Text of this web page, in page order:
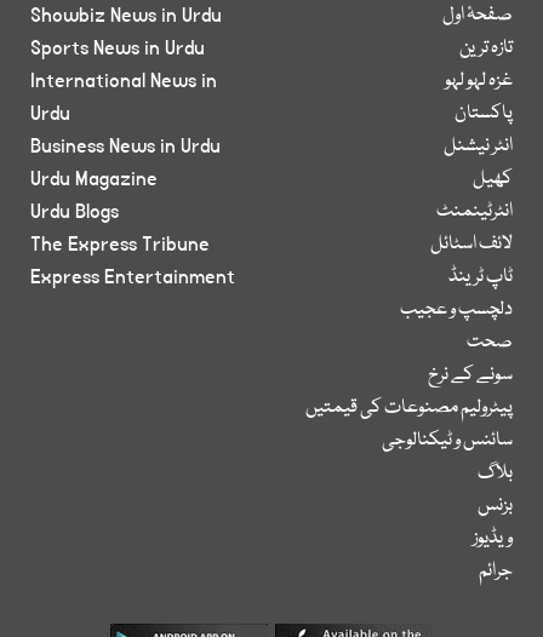
صفحۂ اول
تازہ ترین
غزہ لہو لہو
پاکستان
انٹر نیشنل
کھیل
انٹرٹینمنٹ
لائف اسٹائل
ٹاپ ٹرینڈ
دلچسپ و عجیب
صحت
سونے کے نرخ
پیٹرولیم مصنوعات کی قیمتیں
سائنس و ٹیکنالوجی
بلاگ
بزنس
ویڈیوز
جرائم
Showbiz News in Urdu
Sports News in Urdu
International News in
Urdu
Business News in Urdu
Urdu Magazine
Urdu Blogs
The Express Tribune
Express Entertainment